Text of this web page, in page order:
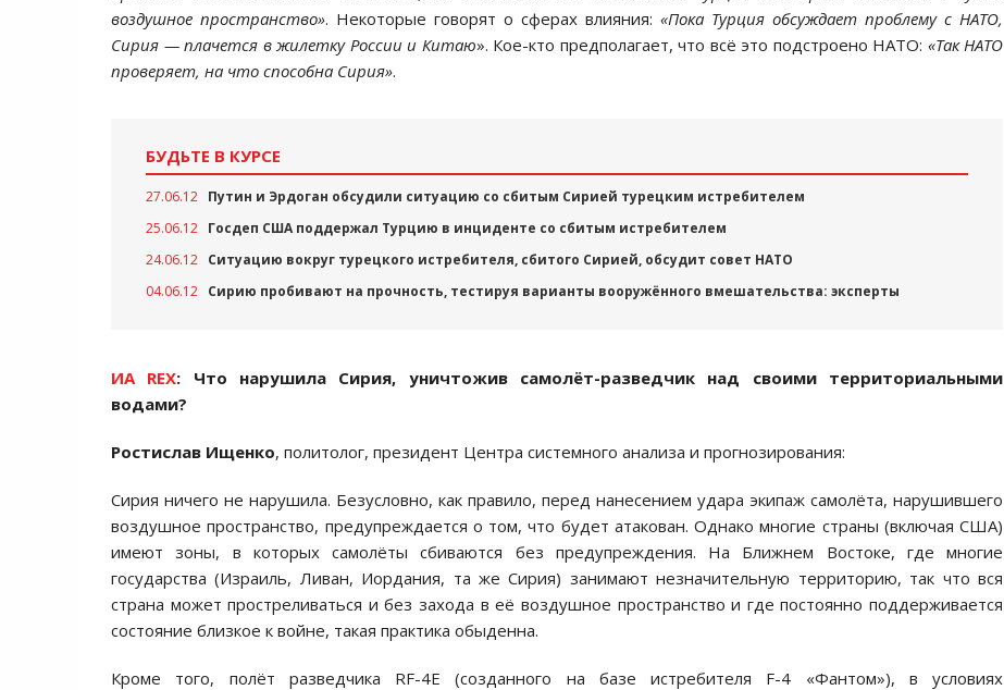
воздушное пространство». Некоторые говорят о сферах влияния: «Пока Турция обсуждает проблему с НАТО,
Сирия — плачется в жилетку России и Китаю». Кое-кто предполагает, что всё это подстроено НАТО: «Так НАТО
проверяет, на что способна Сирия».
БУДЬТЕ В КУРСЕ
27.06.12 Путин и Эрдоган обсудили ситуацию со сбитым Сирией турецким истребителем
25.06.12 Госдеп США поддержал Турцию в инциденте со сбитым истребителем
24.06.12 Ситуацию вокруг турецкого истребителя, сбитого Сирией, обсудит совет НАТО
04.06.12 Сирию пробивают на прочность, тестируя варианты вооружённого вмешательства: эксперты
ИА REX: Что нарушила Сирия, уничтожив самолёт-разведчик над своими территориальными
водами?
Ростислав Ищенко, политолог, президент Центра системного анализа и прогнозирования:
Сирия ничего не нарушила. Безусловно, как правило, перед нанесением удара экипаж самолёта, нарушившего
воздушное пространство, предупреждается о том, что будет атакован. Однако многие страны (включая США)
имеют зоны, в которых самолёты сбиваются без предупреждения. На Ближнем Востоке, где многие
государства (Израиль, Ливан, Иордания, та же Сирия) занимают незначительную территорию, так что вся
страна может простреливаться и без захода в её воздушное пространство и где постоянно поддерживается
состояние близкое к войне, такая практика обыденна.
Кроме того, полёт разведчика RF-4E (созданного на базе истребителя F-4 «Фантом»), в условиях